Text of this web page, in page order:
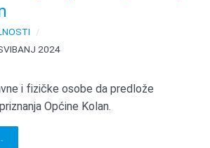
2024
i fizičke osobe da predlože
Općine Kolan.